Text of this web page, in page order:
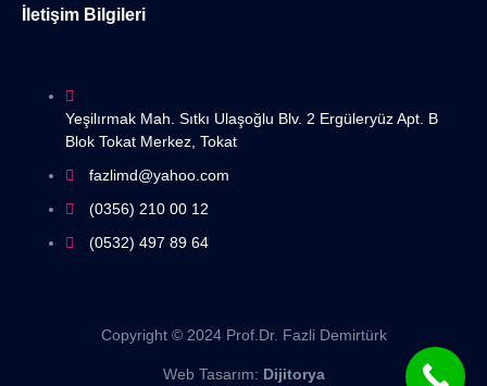
İletişim Bilgileri
Yeşilırmak Mah. Sıtkı Ulaşoğlu Blv. 2 Ergüleryüz Apt. B
Blok Tokat Merkez, Tokat
fazlimd@yahoo.com
(0356) 210 00 12
(0532) 497 89 64
Copyright © 2024 Prof.Dr. Fazli Demirtürk
Web Tasarım: Dijitorya